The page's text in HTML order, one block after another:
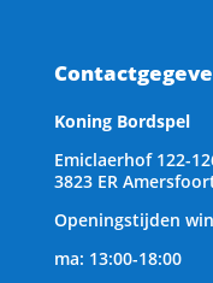
Koning Bordspel
Emiclaerhof 122-
3823 ER
Openingstijden
ma: 13:00-18:00